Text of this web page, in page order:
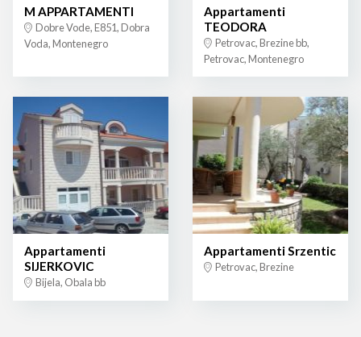
M APPARTAMENTI
Dobre Vode, E851, Dobra
Voda, Montenegro
Appartamenti
TEODORA
Petrovac, Brezine bb,
Petrovac, Montenegro
Appartamenti
SIJERKOVIC
Bijela, Obala bb
Appartamenti Srzentic
Petrovac, Brezine